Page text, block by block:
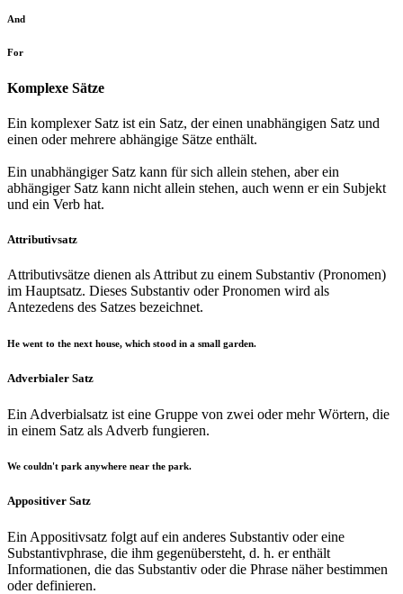
And
For
Komplexe Sätze
Ein komplexer Satz ist ein Satz, der einen unabhängigen Satz und
einen oder mehrere abhängige Sätze enthält.
Ein unabhängiger Satz kann für sich allein stehen, aber ein
abhängiger Satz kann nicht allein stehen, auch wenn er ein Subjekt
und ein Verb hat.
Attributivsatz
Attributivsätze dienen als Attribut zu einem Substantiv (Pronomen)
im Hauptsatz. Dieses Substantiv oder Pronomen wird als
Antezedens des Satzes bezeichnet.
He went to the next house, which stood in a small garden.
Adverbialer Satz
Ein Adverbialsatz ist eine Gruppe von zwei oder mehr Wörtern, die
in einem Satz als Adverb fungieren.
We couldn't park anywhere near the park.
Appositiver Satz
Ein Appositivsatz folgt auf ein anderes Substantiv oder eine
Substantivphrase, die ihm gegenübersteht, d. h. er enthält
Informationen, die das Substantiv oder die Phrase näher bestimmen
oder definieren.